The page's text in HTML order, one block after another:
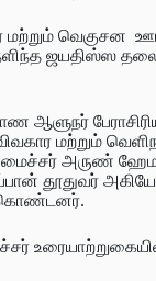
மற்றும் வெகுசன
ஜயதிஸ்ஸ
ஆளுநர்
மற்றும்
அருண்
தூதுவர்
கொண்டனர்.